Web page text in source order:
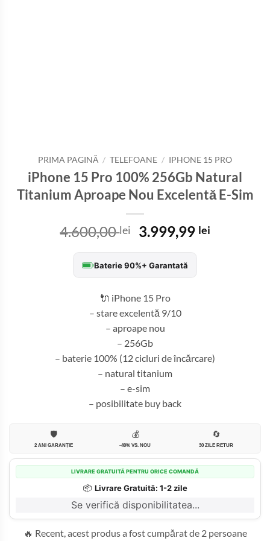
PRIMA PAGINĂ / TELEFOANE / IPHONE 15 PRO
iPhone 15 Pro 100% 256Gb Natural
Titanium Aproape Nou Excelentă E-Sim
4.600,00lei
Prețul
a
fost:
3.999,99 leiPrețul
Baterie 90%+ Garantată
🔌 iPhone 15 Pro
– stare excelentă 9/10
– aproape nou
– 256Gb
– baterie 100% (12 cicluri de încărcare)
– natural titanium
– e-sim
– posibilitate buy back
🛡️
2 ANI GARANȚIE
💰
-40% VS. NOU
🔄
30 ZILE RETUR
LIVRARE GRATUITĂ PENTRU ORICE COMANDĂ
📦 Livrare Gratuită: 1-2 zile
Se verifică disponibilitatea...
🔥 Recent, acest produs a fost cumpărat de 2 persoane